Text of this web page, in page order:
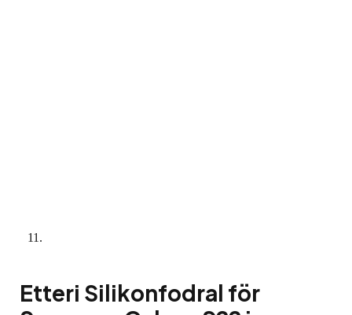
Etteri Silikonfodral för